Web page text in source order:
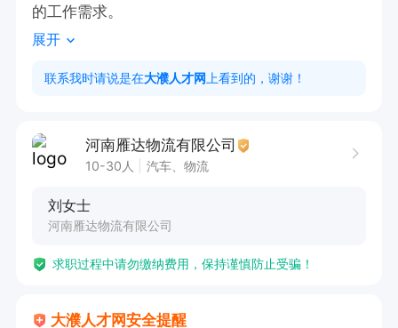
的工作需求。
展开
联系我时请说是在大濮人才网 上看到的，谢谢！
河南雁达物流有限公司
10-30人 汽车、物流
刘女士
河南雁达物流有限公司
求职过程中请勿缴纳费用，保持谨慎防止受骗！
大濮人才网安全提醒